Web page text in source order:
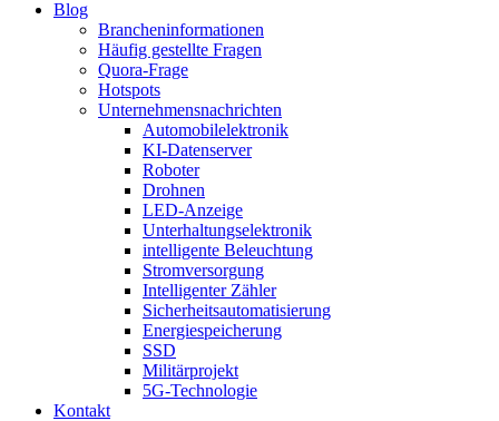
Blog
Brancheninformationen
Häufig gestellte Fragen
Quora-Frage
Hotspots
Unternehmensnachrichten
Automobilelektronik
KI-Datenserver
Roboter
Drohnen
LED-Anzeige
Unterhaltungselektronik
intelligente Beleuchtung
Stromversorgung
Intelligenter Zähler
Sicherheitsautomatisierung
Energiespeicherung
SSD
Militärprojekt
5G-Technologie
Kontakt